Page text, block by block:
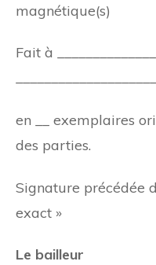
magnétique(s)
Fait à
en __ exemplaires
des parties.
Signature précédée
exact »
Le